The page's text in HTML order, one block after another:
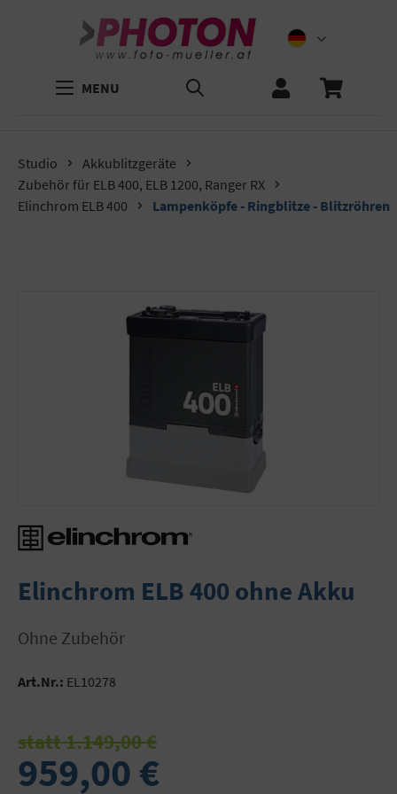
MENU
Studio
Akkublitzgeräte
Zubehör für ELB 400, ELB 1200, Ranger RX
Elinchrom ELB 400
Lampenköpfe - Ringblitze - Blitzröhren
Elinchrom ELB 400 ohne Akku
ohne Zubehör
Art.Nr.: EL10278
statt 1.149,00 €
959,00 €